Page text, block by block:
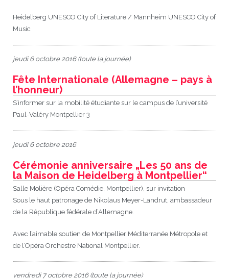
Heidelberg UNESCO City of Literature / Mannheim UNESCO City of
Music
jeudi 6 octobre 2016 (toute la journée)
Fête Internationale (Allemagne – pays à
l’honneur)
S’informer sur la mobilité étudiante sur le campus de l’université
Paul-Valéry Montpellier 3
jeudi 6 octobre 2016
Cérémonie anniversaire „Les 50 ans de
la Maison de Heidelberg à Montpellier“
Salle Molière (Opéra Comédie, Montpellier), sur invitation
Sous le haut patronage de Nikolaus Meyer-Landrut, ambassadeur
de la République fédérale d’Allemagne.
Avec l’aimable soutien de Montpellier Méditerranée Métropole et
de l’Opéra Orchestre National Montpellier.
vendredi 7 octobre 2016 (toute la journée)